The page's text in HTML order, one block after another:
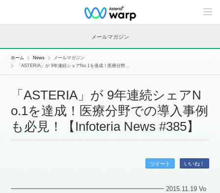
C
n
n
メールマガジン
ホーム News
メールマガジン
「ASTERIA」が 9年連続シェアNo.1を達成！医療分野...
「ASTERIA」が 9年連続シェアN
o.1を達成！医療分野での導入事例
も必見！【Infoteria News #385】
ツイート いいね！
━━━━━━━━━━━━━━━━━━━━━━━━ 2015.11.19 Vo